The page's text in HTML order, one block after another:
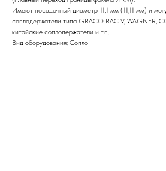
Имеют посадочный диаметр 11,1 мм (11,11 мм) и
соплодержатели типа GRACO RAC V, WAGNER,
китайские соплодержатели и т.п.
Вид оборудования: Сопло